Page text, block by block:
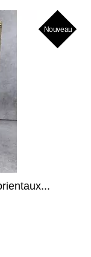
Nouveau